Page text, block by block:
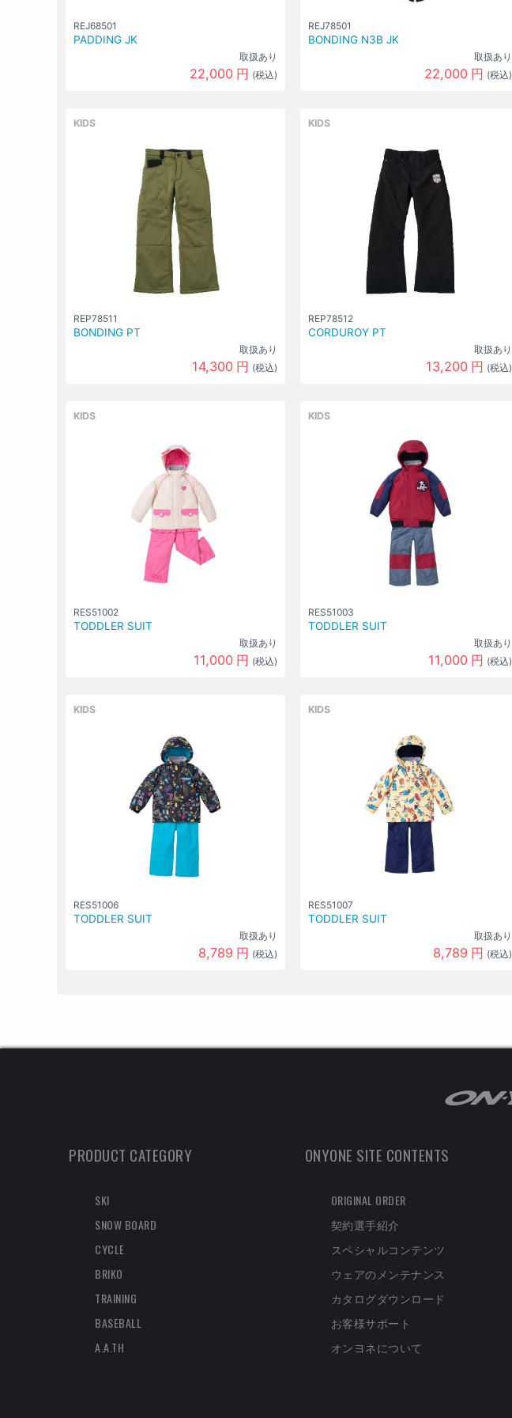
REJ68501
PADDING JK
取扱あり
22,000 円 (税込)
REJ78501
BONDING N3B JK
取扱あり
22,000 円 (税込)
KIDS
REP78511
BONDING PT
取扱あり
14,300 円 (税込)
KIDS
REP78512
CORDUROY PT
取扱あり
13,200 円 (税込)
KIDS
RES51002
TODDLER SUIT
取扱あり
11,000 円 (税込)
KIDS
RES51003
TODDLER SUIT
取扱あり
11,000 円 (税込)
KIDS
RES51006
TODDLER SUIT
取扱あり
8,789 円 (税込)
KIDS
RES51007
TODDLER SUIT
取扱あり
8,789 円 (税込)
PRODUCT CATEGORY
SKI
SNOW BOARD
CYCLE
BRIKO
TRAINING
BASEBALL
A.A.TH
ONYONE SITE CONTENTS
ORIGINAL ORDER
契約選手紹介
スペシャルコンテンツ
ウェアのメンテナンス
カタログダウンロード
お客様サポート
オンヨネについて